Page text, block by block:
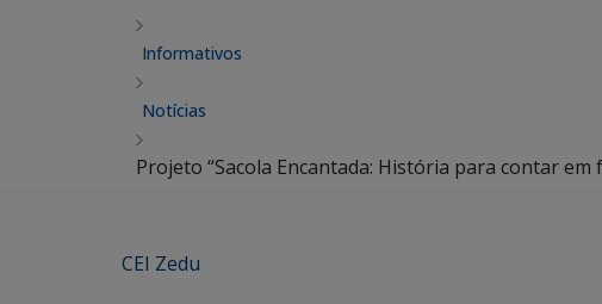
Informativos
Notícias
Projeto “Sacola Encantada: História para contar em
CEI Zedu